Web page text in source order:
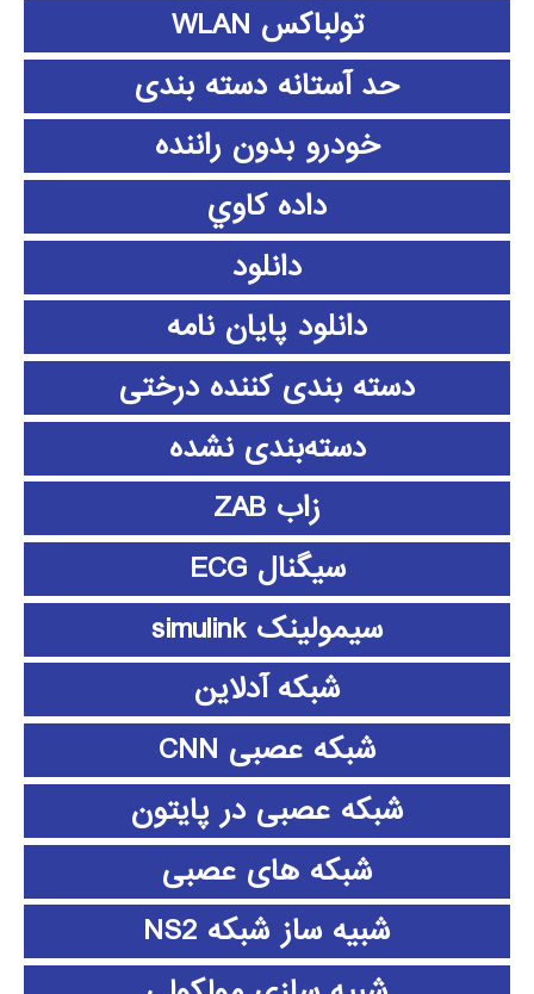
تولباکس WLAN
حد آستانه دسته بندی
خودرو بدون راننده
داده كاوي
دانلود
دانلود پايان نامه
دسته بندی کننده درختی
دسته‌بندی نشده
زاب ZAB
سیگنال ECG
سیمولینک simulink
شبکه آدلاین
شبکه عصبی CNN
شبکه عصبی در پایتون
شبکه های عصبی
شبیه ساز شبکه NS2